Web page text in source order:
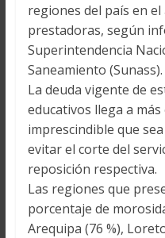
regiones del país en
prestadoras, según
Superintendencia
Saneamiento (Sunass).
La deuda vigente de
educativos llega a más
imprescindible que
evitar el corte del
reposición respectiva.
Las regiones que
porcentaje de
Arequipa (76 %),